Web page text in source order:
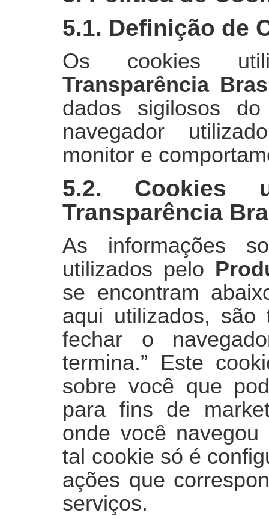
5.1. Definição de
Os cookies
Transparência
dados sigilosos
navegador
monitor e
5.2. Cookies
Transparência
As informações
utilizados pelo
se encontram
aqui utilizados, são
fechar o
termina.” Este
sobre você que
para fins de
onde você navegou
tal cookie só é
ações que
serviços.